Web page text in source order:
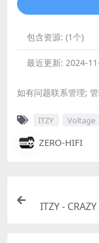
包含资源: (1个)
最近更新: 2024-
如有问题联系管理;
ITZY Voltage
ZERO-HIFI
ITZY -